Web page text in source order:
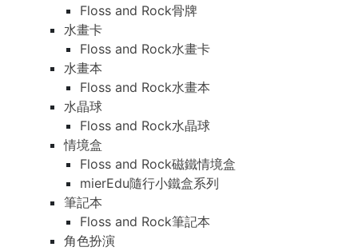
Floss and Rock骨牌
水畫卡
Floss and Rock水畫卡
水畫本
Floss and Rock水畫本
水晶球
Floss and Rock水晶球
情境盒
Floss and Rock磁鐵情境盒
mierEdu隨行小鐵盒系列
筆記本
Floss and Rock筆記本
角色扮演